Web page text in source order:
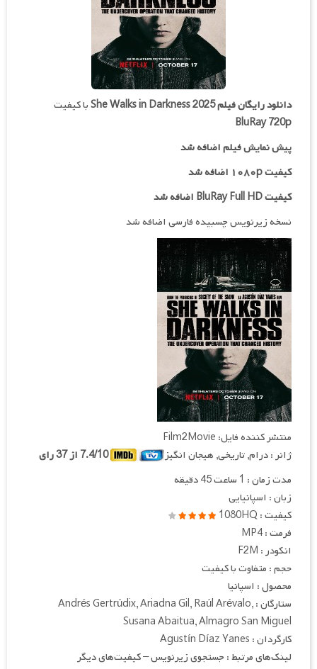
دانلود رایگان فیلمShe Walks in Darkness 2025با کیفیت
BluRay 720p
پیش نمایش فیلم اضافه شد
کیفیت ۱۰۸۰p اضافه شد
کیفیت BluRay Full HD اضافه شد
نسخه زیرنویس چسبیده فارسی اضافه شد
منتشر کننده فایل: Film2Movie
ژانر : درام, تاریخی, هیجان انگیز
7.4/10 از 37 رای
مدت زمان : 1 ساعت 45 دقیقه
زبان : اسپانیایی
کیفیت : 1080HQ
فرمت : MP4
انکودر : F2M
حجم : متفاوت با کیفیت
محصول : اسپانیا
ستارگان : Andrés Gertrúdix, Ariadna Gil, Raúl Arévalo,
Susana Abaitua, Almagro San Miguel
کارگردان : Agustín Díaz Yanes
لینک‌های مرتبط : جستجوی زیرنویس – کیفیت‌های دیگر